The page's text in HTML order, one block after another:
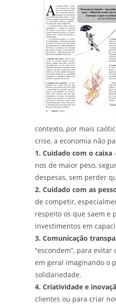
contexto, por mais
crise, a economia não
1. Cuidado com o caixa
nos de maior peso,
despesas, sem perder
2. Cuidado com as
de competir,
respeito os que saem e
investimentos em
3. Comunicação
“escondem”, para
em geral imaginando o
solidariedade.
4. Criatividade e
clientes ou para criar